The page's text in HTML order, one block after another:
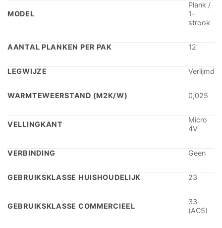
MODEL
Plank /
1-
strook
AANTAL PLANKEN PER PAK 12
LEGWIJZE Verlijmd
WARMTEWEERSTAND (M2K/W) 0,025
VELLINGKANT
Micro
4V
VERBINDING Geen
GEBRUIKSKLASSE HUISHOUDELIJK 23
GEBRUIKSKLASSE COMMERCIEEL
33
(AC5)